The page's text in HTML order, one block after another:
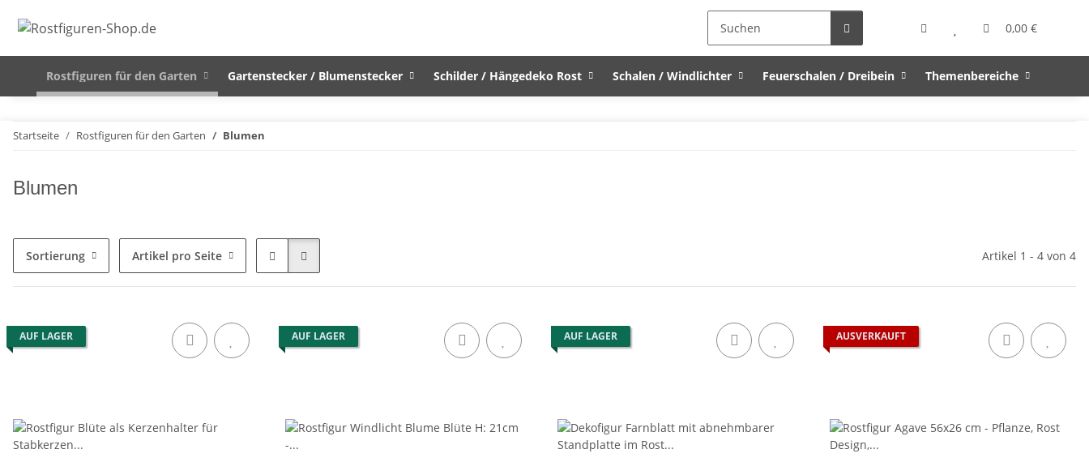
0,00 €
Rostfiguren für den Garten Gartenstecker / Blumenstecker Schilder / Hängedeko Rost Schalen / Windlichter Feuerschalen / Dreibein Themenbereiche
Startseite Rostfiguren für den Garten Blumen
Blumen
Sortierung Artikel pro Seite Artikel 1 - 4 von 4
AUF LAGER AUF LAGER AUF LAGER AUSVERKAUFT